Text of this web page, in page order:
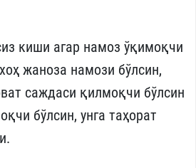
киши агар намоз ўқимоқчи
жаноза намози бўлсин,
саждаси қилмоқчи бўлсин
бўлсин, унга таҳорат